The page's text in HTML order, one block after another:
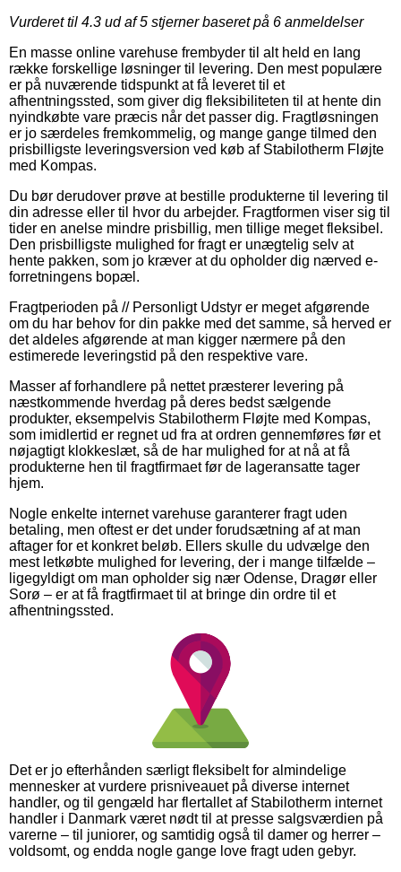
Vurderet til 4.3 ud af 5 stjerner baseret på 6 anmeldelser
En masse online varehuse frembyder til alt held en lang
række forskellige løsninger til levering. Den mest populære
er på nuværende tidspunkt at få leveret til et
afhentningssted, som giver dig fleksibiliteten til at hente din
nyindkøbte vare præcis når det passer dig. Fragtløsningen
er jo særdeles fremkommelig, og mange gange tilmed den
prisbilligste leveringsversion ved køb af Stabilotherm Fløjte
med Kompas.
Du bør derudover prøve at bestille produkterne til levering til
din adresse eller til hvor du arbejder. Fragtformen viser sig til
tider en anelse mindre prisbillig, men tillige meget fleksibel.
Den prisbilligste mulighed for fragt er unægtelig selv at
hente pakken, som jo kræver at du opholder dig nærved e-
forretningens bopæl.
Fragtperioden på // Personligt Udstyr er meget afgørende
om du har behov for din pakke med det samme, så herved er
det aldeles afgørende at man kigger nærmere på den
estimerede leveringstid på den respektive vare.
Masser af forhandlere på nettet præsterer levering på
næstkommende hverdag på deres bedst sælgende
produkter, eksempelvis Stabilotherm Fløjte med Kompas,
som imidlertid er regnet ud fra at ordren gennemføres før et
nøjagtigt klokkeslæt, så de har mulighed for at nå at få
produkterne hen til fragtfirmaet før de lageransatte tager
hjem.
Nogle enkelte internet varehuse garanterer fragt uden
betaling, men oftest er det under forudsætning af at man
aftager for et konkret beløb. Ellers skulle du udvælge den
mest letkøbte mulighed for levering, der i mange tilfælde –
ligegyldigt om man opholder sig nær Odense, Dragør eller
Sorø – er at få fragtfirmaet til at bringe din ordre til et
afhentningssted.
Det er jo efterhånden særligt fleksibelt for almindelige
mennesker at vurdere prisniveauet på diverse internet
handler, og til gengæld har flertallet af Stabilotherm internet
handler i Danmark været nødt til at presse salgsværdien på
varerne – til juniorer, og samtidig også til damer og herrer –
voldsomt, og endda nogle gange love fragt uden gebyr.